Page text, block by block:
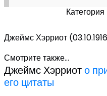
Джеймс Хэрриот
Смотрите также...
Джеймс Хэрриото
его цитаты